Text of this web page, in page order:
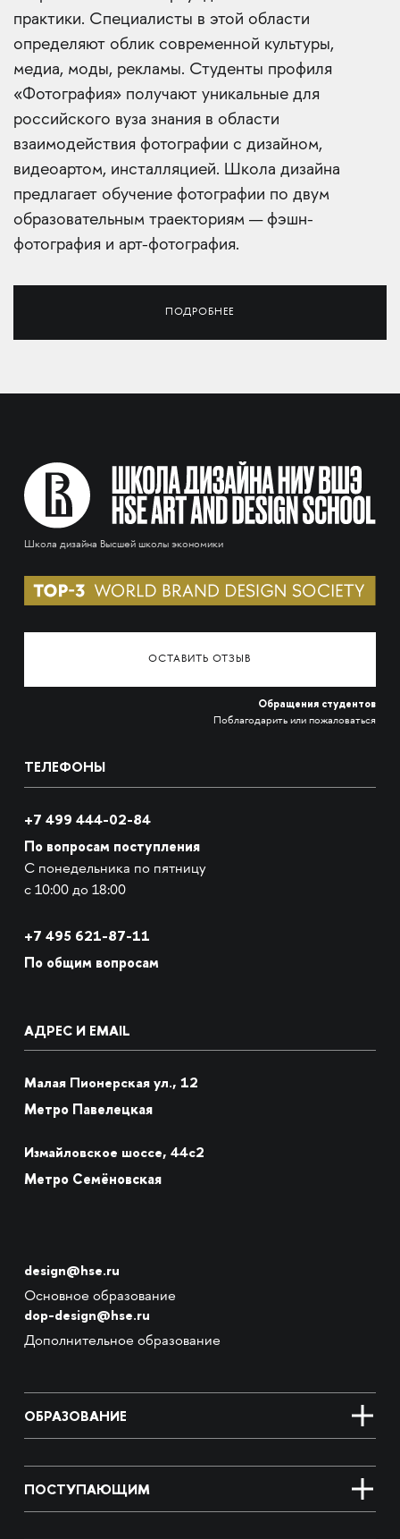
практики. Специалисты в этой области
определяют облик современной культуры,
медиа, моды, рекламы. Студенты профиля
«Фотография» получают уникальные для
российского вуза знания в области
взаимодействия фотографии с дизайном,
видеоартом, инсталляцией. Школа дизайна
предлагает обучение фотографии по двум
образовательным траекториям — фэшн-
фотография и арт-фотография.
ПОДРОБНЕЕ
Школа дизайна Высшей школы экономики
ОСТАВИТЬ ОТЗЫВ
Обращения студентов
Поблагодарить или пожаловаться
ТЕЛЕФОНЫ
+7 499 444-02-84
По вопросам поступления
С понедельника по пятницу
с 10:00 до 18:00
+7 495 621-87-11
По общим вопросам
АДРЕС И EMAIL
Малая Пионерская ул., 12
Метро Павелецкая
Измайловское шоссе, 44с2
Метро Семёновская
design@hse.ru
Основное образование
dop-design@hse.ru
Дополнительное образование
ОБРАЗОВАНИЕ
ПОСТУПАЮЩИМ